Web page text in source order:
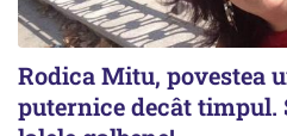
Rodica Mitu, povestea
puternice decât